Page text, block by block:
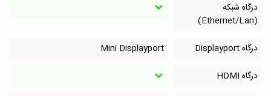
درگاه شبکه
(Ethernet/Lan)
درگاه Displayport
Mini Displayport
درگاه HDMI